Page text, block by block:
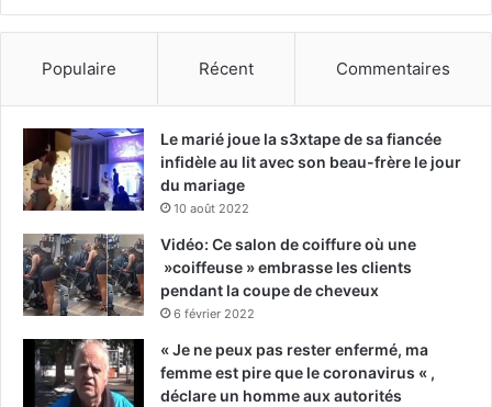
Populaire Récent Commentaires
Le marié joue la s3xtape de sa fiancée
infidèle au lit avec son beau-frère le jour
du mariage
10 août 2022
Vidéo: Ce salon de coiffure où une
»coiffeuse » embrasse les clients
pendant la coupe de cheveux
6 février 2022
« Je ne peux pas rester enfermé, ma
femme est pire que le coronavirus « ,
déclare un homme aux autorités